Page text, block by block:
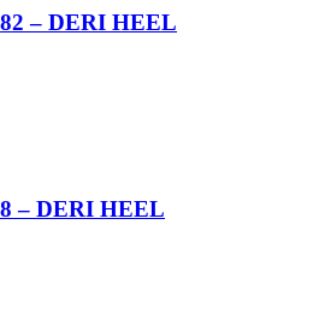
– DERI HEEL
– DERI HEEL